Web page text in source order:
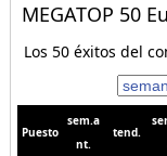
MEGATOP 50
Los 50 éxitos del
Puesto
sem.a
nt.
tend.